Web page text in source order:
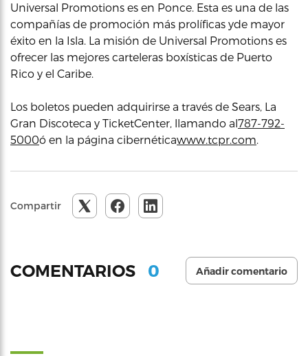
Universal Promotions es en Ponce. Esta es una de las
compañías de promoción más prolíficas yde mayor
éxito en la Isla. La misión de Universal Promotions es
ofrecer las mejores carteleras boxísticas de Puerto
Rico y el Caribe.
Los boletos pueden adquirirse a través de Sears, La
Gran Discoteca y TicketCenter, llamando al787-792-
5000ó en la página cibernéticawww.tcpr.com.
Compartir
COMENTARIOS 0 Añadir comentario